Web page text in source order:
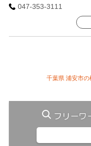
047-353-3111
千葉県 浦安市
フリーワ